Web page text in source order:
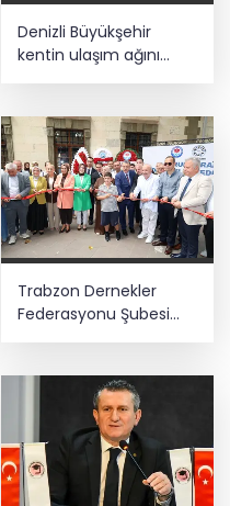
Denizli Büyükşehir
kentin ulaşım ağını
Trabzon Dernekler
Federasyonu Şubesi
açıldı